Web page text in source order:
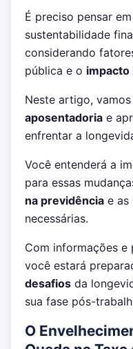
É preciso pensar
sustentabilidade
considerando
pública e o impacto
Neste artigo,
aposentadoria e
enfrentar a
Você entenderá a
para essas
na previdência e as
necessárias.
Com informações e
você estará
desafios da
sua fase pós-
O